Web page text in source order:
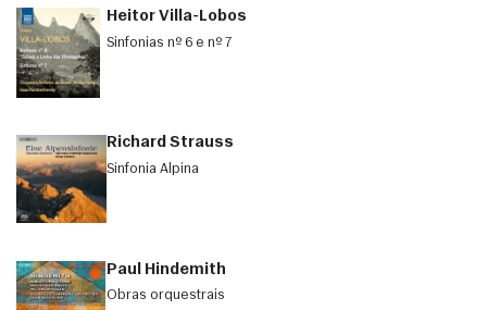
Heitor Villa-Lobos
Sinfonias nº 6 e nº 7
Richard Strauss
Sinfonia Alpina
Paul Hindemith
Obras orquestrais